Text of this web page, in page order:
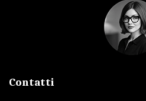
Contatti